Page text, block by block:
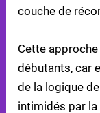
couche de
Cette
débutants, car
de la logique
intimidés par